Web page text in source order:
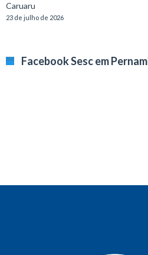
Caruaru
23 de julho de 2026
Facebook Sesc em